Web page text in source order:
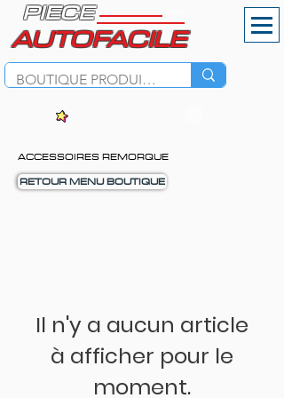
PIECE
AUTOFACILE
ACCESSOIRES REMORQUE
RETOUR MENU BOUTIQUE
Il n'y a aucun article
à afficher pour le
moment.